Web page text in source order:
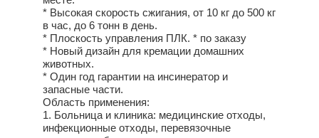
* Высокая скорость сжигания, от 10 кг до 500 кг
в час, до 6 тонн в день.
* Плоскость управления ПЛК. * по заказу
* Новый дизайн для кремации домашних
животных.
* Один год гарантии на инсинератор и
запасные части.
Область применения:
1. Больница и клиника: медицинские отходы,
инфекционные отходы, перевязочные